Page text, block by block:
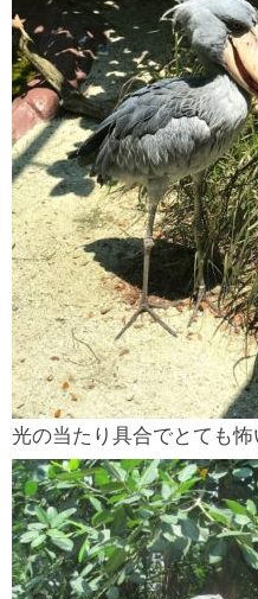
光の当たり具合でとても